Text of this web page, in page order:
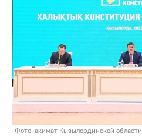
Фото: акимат Кызылординской области